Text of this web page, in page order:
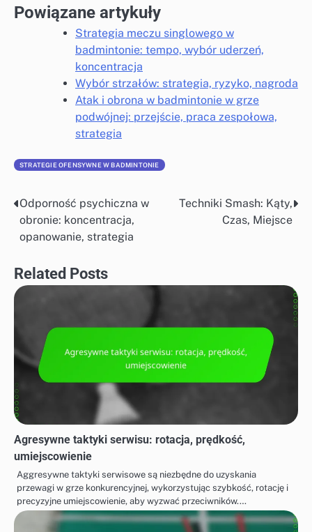
Powiązane artykuły
Strategia meczu singlowego w
badmintonie: tempo, wybór uderzeń,
koncentracja
Wybór strzałów: strategia, ryzyko, nagroda
Atak i obrona w badmintonie w grze
podwójnej: przejście, praca zespołowa,
strategia
STRATEGIE OFENSYWNE W BADMINTONIE
Post
navigation
Odporność psychiczna w
obronie: koncentracja,
opanowanie, strategia
Techniki Smash: Kąty,
Czas, Miejsce
Related Posts
Agresywne taktyki serwisu: rotacja, prędkość,
umiejscowienie
Aggresywne taktyki serwisowe są niezbędne do uzyskania
przewagi w grze konkurencyjnej, wykorzystując szybkość, rotację i
precyzyjne umiejscowienie, aby wyzwać przeciwników.…